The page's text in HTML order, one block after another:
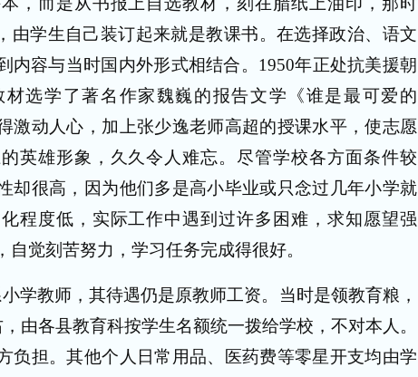
由学生自己装订起来就是教课书。在选择政治、语文
内容与当时国内外形式相结合。 1950年正处抗美援朝
材选学了著名作家魏巍的报告文学《谁是最可爱的
激动人心，加上张少逸老师高超的授课水平，使志愿
英雄形象，久久令人难忘。尽管学校各方面条件较
却很高，因为他们多是高小毕业或只念过几年小学就
程度低，实际工作中遇到过许多困难，求知愿望强
自觉刻苦努力，学习任务完成得很好。
学教师，其待遇仍是原教师工资。当时是领教育粮，
，由各县教育科按学生名额统一拨给学校，不对本人。
负担。其他个人日常用品、医药费等零星开支均由学